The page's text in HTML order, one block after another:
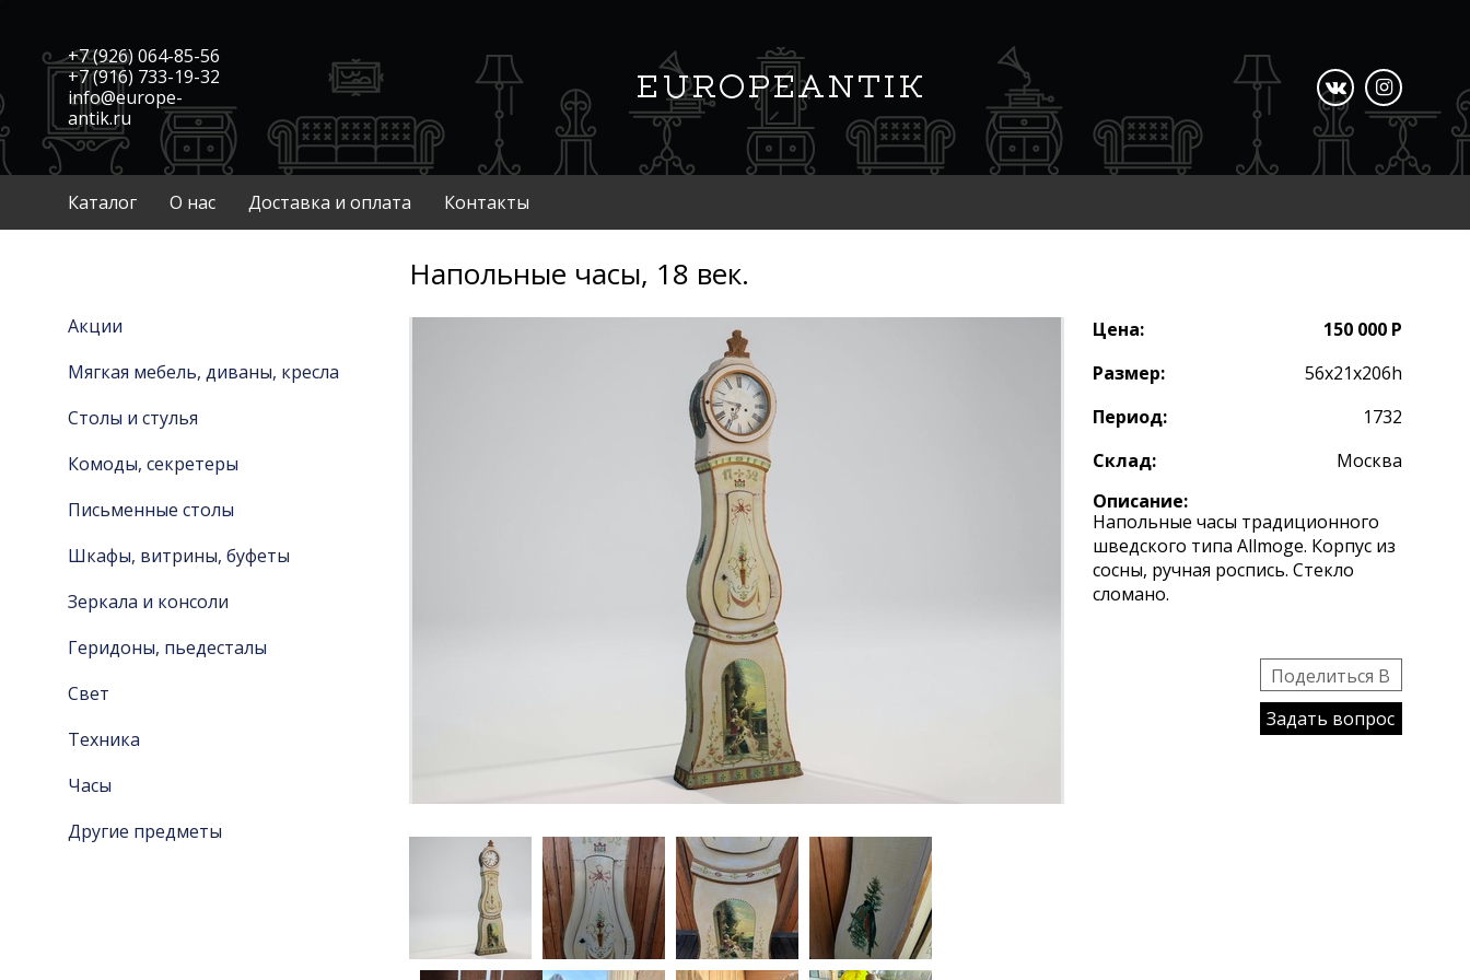
+7 (926) 064-85-56
+7 (916) 733-19-32
info@europe-
antik.ru
Каталог О нас Доставка и оплата Контакты
Акции
Мягкая мебель, диваны, кресла
Столы и стулья
Комоды, секретеры
Письменные столы
Шкафы, витрины, буфеты
Зеркала и консоли
Геридоны, пьедесталы
Свет
Техника
Часы
Другие предметы
Напольные часы, 18 век.
Цена:
150 000 Р
Размер:
56х21х206h
Период:
1732
Склад:
Москва
Описание:
Напольные часы традиционного
шведского типа Allmoge. Корпус из
сосны, ручная роспись. Стекло
сломано.
Поделиться B
Задать вопрос